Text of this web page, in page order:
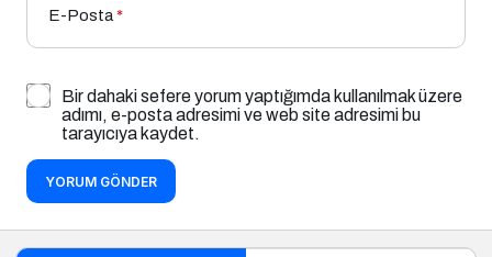
E-Posta*
Bir dahaki sefere yorum yaptığımda kullanılmak üzere
adımı, e-posta adresimi ve web site adresimi bu
tarayıcıya kaydet.
YORUM GÖNDER